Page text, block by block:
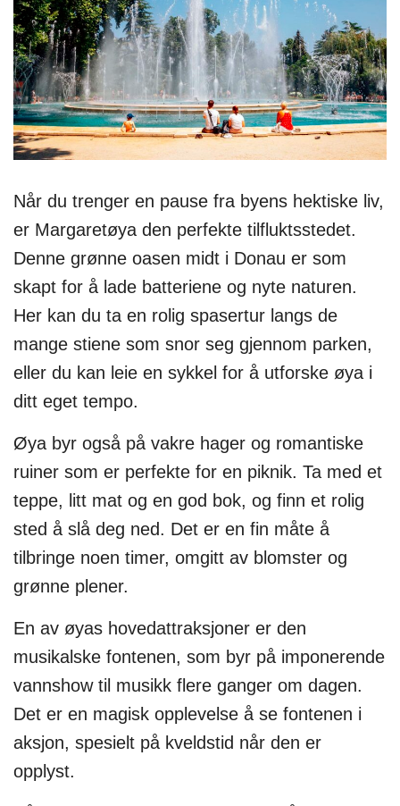
Når du trenger en pause fra byens hektiske liv,
er Margaretøya den perfekte tilfluktsstedet.
Denne grønne oasen midt i Donau er som
skapt for å lade batteriene og nyte naturen.
Her kan du ta en rolig spasertur langs de
mange stiene som snor seg gjennom parken,
eller du kan leie en sykkel for å utforske øya i
ditt eget tempo.
Øya byr også på vakre hager og romantiske
ruiner som er perfekte for en piknik. Ta med et
teppe, litt mat og en god bok, og finn et rolig
sted å slå deg ned. Det er en fin måte å
tilbringe noen timer, omgitt av blomster og
grønne plener.
En av øyas hovedattraksjoner er den
musikalske fontenen, som byr på imponerende
vannshow til musikk flere ganger om dagen.
Det er en magisk opplevelse å se fontenen i
aksjon, spesielt på kveldstid når den er
opplyst.